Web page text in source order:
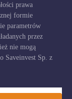
prawa
formie
parametrów
przez
nie mogą
Saveinvest Sp. z